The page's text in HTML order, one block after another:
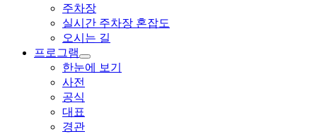
주차장
실시간 주차장 혼잡도
오시는 길
프로그램
한눈에 보기
사전
공식
대표
경관